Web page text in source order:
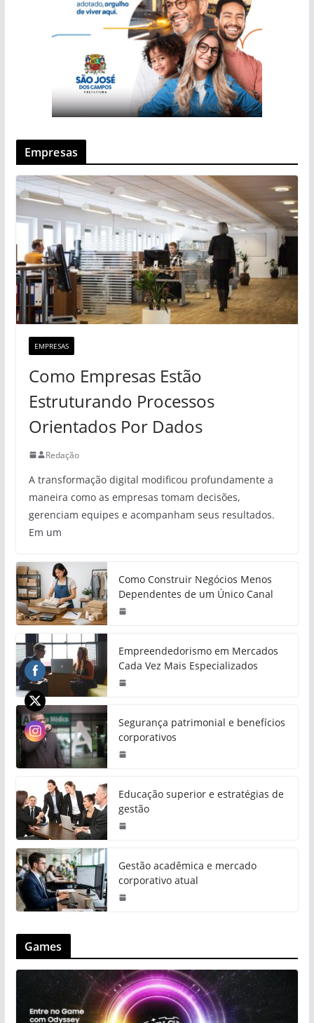
Empresas
EMPRESAS
Como Empresas Estão
Estruturando Processos
Orientados Por Dados
Redação
A transformação digital modificou profundamente a
maneira como as empresas tomam decisões,
gerenciam equipes e acompanham seus resultados.
Em um
Como Construir Negócios Menos
Dependentes de um Único Canal
Empreendedorismo em Mercados
Cada Vez Mais Especializados
Segurança patrimonial e benefícios
corporativos
Educação superior e estratégias de
gestão
Gestão acadêmica e mercado
corporativo atual
Games